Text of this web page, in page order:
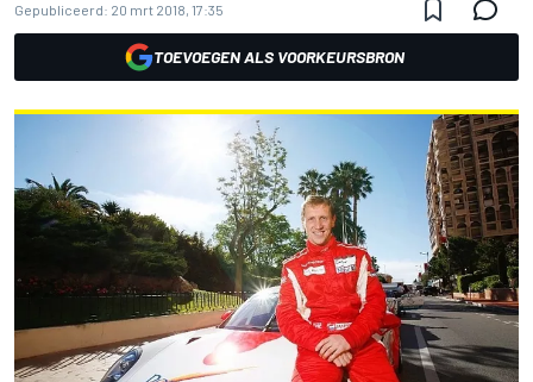
Gepubliceerd: 20 mrt 2018, 17:35
TOEVOEGEN ALS VOORKEURSBRON